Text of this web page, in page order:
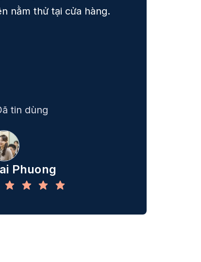
nằm thử tại cửa hàng.
tin dùng
Phuong